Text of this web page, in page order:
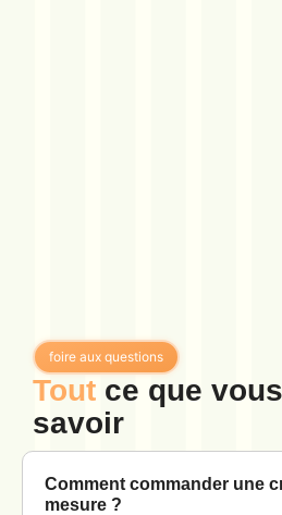
foire aux questions
Tout ce que
savoir
Comment commander une
mesure ?